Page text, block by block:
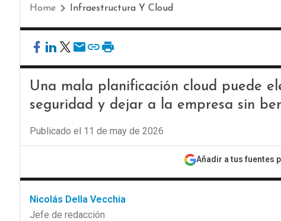
Home Infraestructura Y Cloud
Una mala planificación cloud puede
seguridad y dejar a la empresa sin
Publicado el 11 de may de 2026
Añadir a tus fuentes
Nicolás Della Vecchia
Jefe de redacción